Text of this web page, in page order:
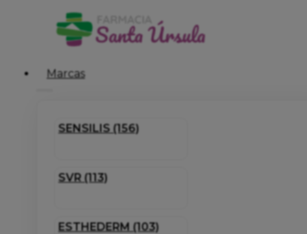
Marcas
SENSILIS (156)
SVR (113)
ESTHEDERM (103)